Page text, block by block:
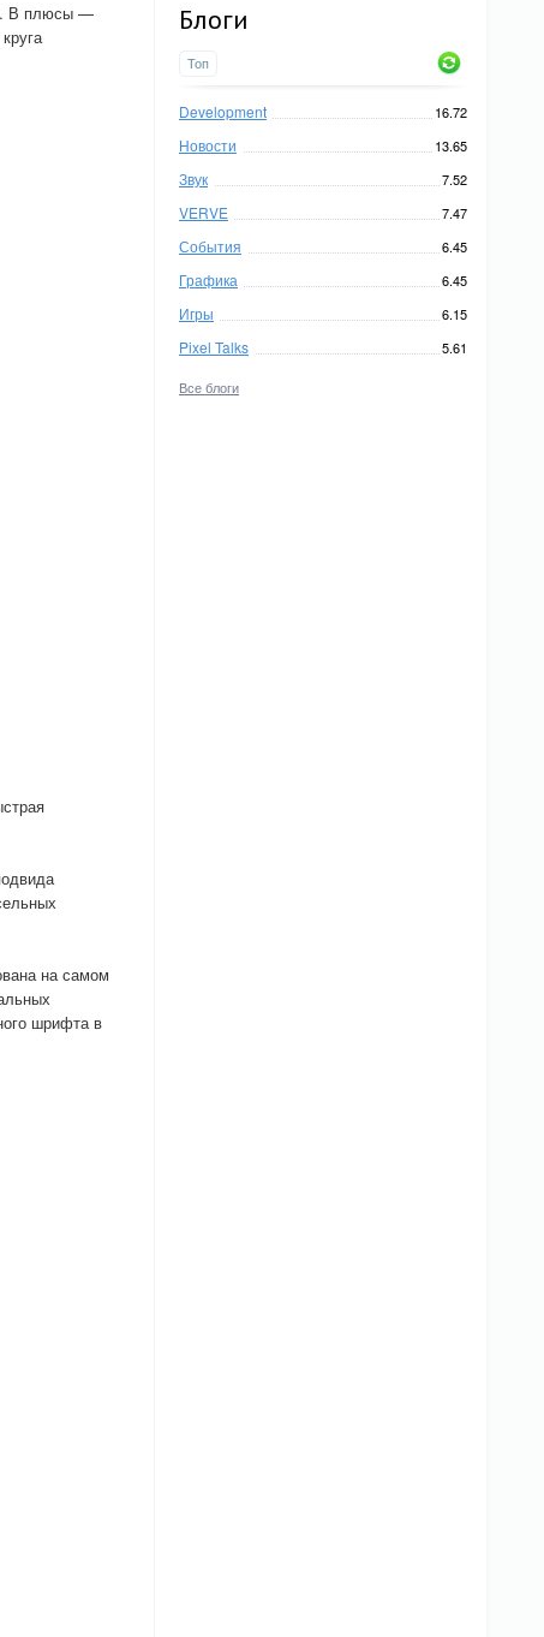
Блоги
Топ
Development 16.72
Новости 13.65
Звук 7.52
VERVE 7.47
События 6.45
Графика 6.45
Игры 6.15
Pixel Talks 5.61
Все блоги
В плюсы —
на самом
шрифта в